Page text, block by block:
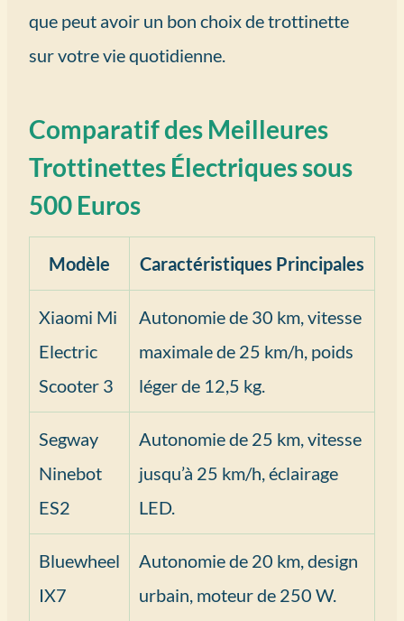
que peut avoir un bon choix de trottinette
sur votre vie quotidienne.
Comparatif des Meilleures
Trottinettes Électriques sous
500 Euros
Modèle Caractéristiques Principales
Xiaomi Mi
Electric
Scooter 3
Autonomie de 30 km, vitesse
maximale de 25 km/h, poids
léger de 12,5 kg.
Segway
Ninebot
ES2
Autonomie de 25 km, vitesse
jusqu’à 25 km/h, éclairage
LED.
Bluewheel
IX7
Autonomie de 20 km, design
urbain, moteur de 250 W.